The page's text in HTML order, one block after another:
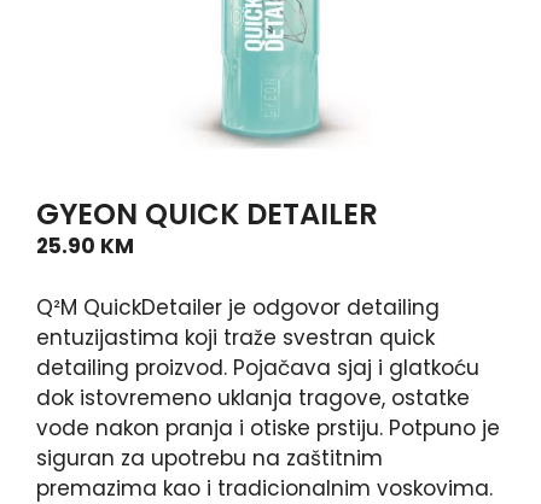
GYEON QUICK DETAILER
25.90 KM
Q²M QuickDetailer je odgovor detailing
entuzijastima koji traže svestran quick
detailing proizvod. Pojačava sjaj i glatkoću
dok istovremeno uklanja tragove, ostatke
vode nakon pranja i otiske prstiju. Potpuno je
siguran za upotrebu na zaštitnim
premazima kao i tradicionalnim voskovima.